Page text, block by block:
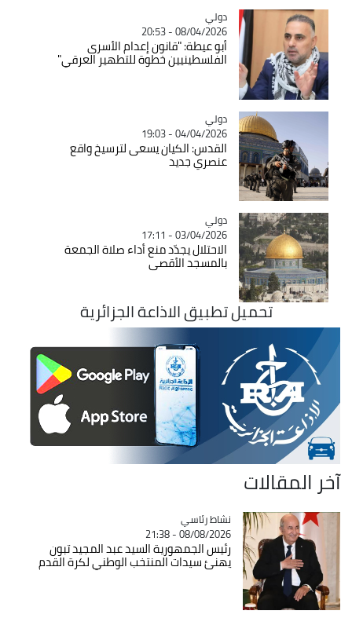
Catégorie
دولي
08/04/2026 - 20:53
أبو عيطة: "قانون إعدام الأسرى
الفلسطينيين خطوة للتطهير العرقي"
Catégorie
دولي
04/04/2026 - 19:03
القدس: الكيان يسعى لترسيخ واقع
عنصري جديد
Catégorie
دولي
03/04/2026 - 17:11
الاحتلال يجدّد منع أداء صلاة الجمعة
بالمسجد الأقصى
تحميل تطبيق الاذاعة الجزائرية
آخر المقالات
Catégorie
نشاط رئاسي
08/08/2026 - 21:38
رئيس الجمهورية السيد عبد المجيد تبون
يهنئ سيدات المنتخب الوطني لكرة القدم